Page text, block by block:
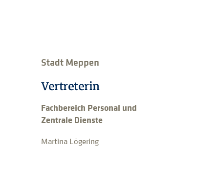
Stadt Meppen
Vertreterin
Fachbereich Personal und
Zentrale Dienste
Martina Lögering